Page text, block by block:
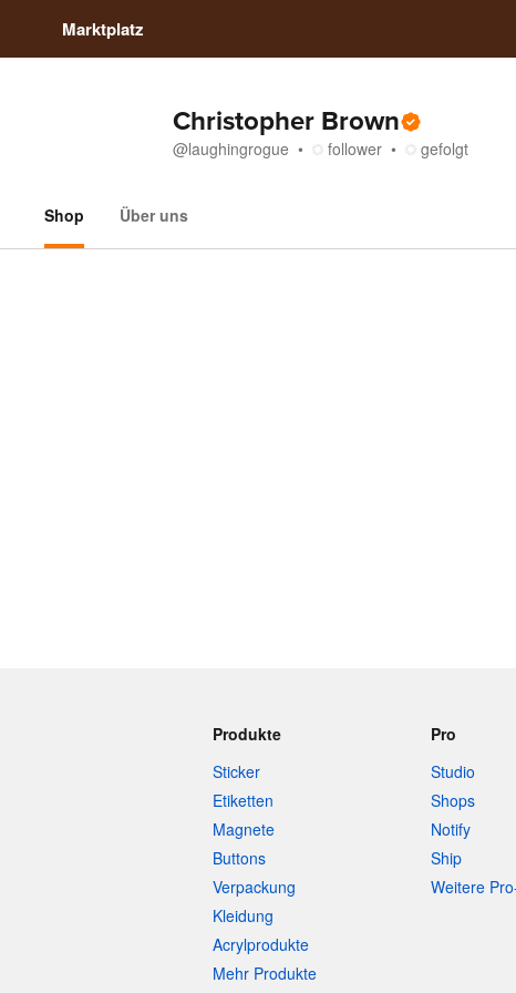
Marktplatz
Christopher Brown
@laughingrogue follower gefolgt
Shop Über uns
Produkte
Sticker
Etiketten
Magnete
Buttons
Verpackung
Kleidung
Acrylprodukte
Mehr Produkte
Pro
Studio
Shops
Notify
Ship
Weitere